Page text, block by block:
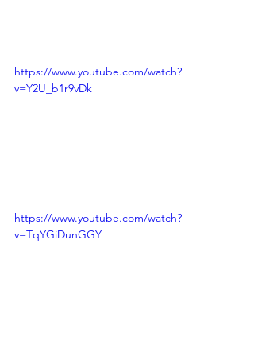
https://www.youtube.com/watch?
v=Y2U_b1r9vDk
https://www.youtube.com/watch?
v=TqYGiDunGGY